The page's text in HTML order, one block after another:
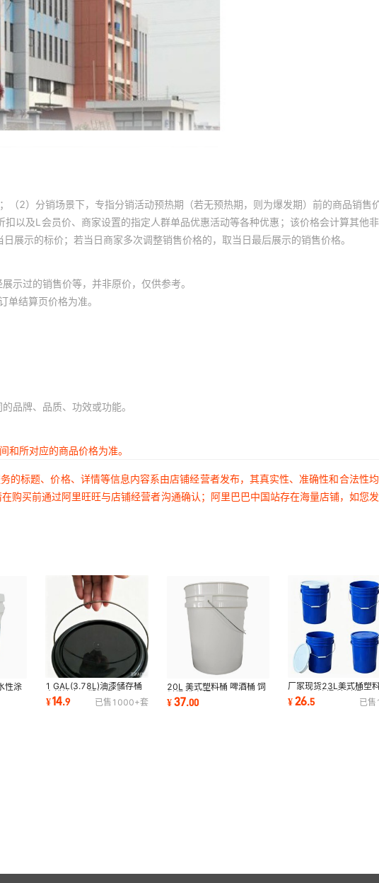
（2）分销场景下，专指分销活动预热期（若无预热期，则为爆发期）前的商品销售
以及L会员价、商家设置的指定人群单品优惠活动等各种优惠；该价格会计算其他
展示的标价；若当日商家多次调整销售价格的，取当日最后展示的销售价格。
示过的销售价等，并非原价，仅供参考。
结算页价格为准。
品牌、品质、功效或功能。
所对应的商品价格为准。
标题、价格、详情等信息内容系由店铺经营者发布，其真实性、准确性和合法性
买前通过阿里旺旺与店铺经营者沟通确认；阿里巴巴中国站存在海量店铺，如您
性涂
1 GAL(3.78L)油漆储存桶
木蜡油专用塑料桶手工 DIY
分装桶
¥14.9 已售 1000+套
20L 美式塑料桶 啤酒桶 饲
料桶 洗车桶
¥37.00
厂家现货23L美式桶塑
20kg机油桶 涂料桶
¥26.5 已售